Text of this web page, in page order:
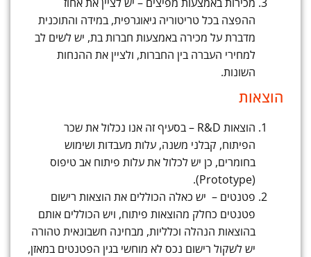
ההפצה בכל טריטוריה גיאוגרפית, במידה והתוכנית
מדברת על מכירה באמצעות חברות בת, יש לשים לב
למחירי העברה בין החברות, ולציין את ההנחות
השונות.
הוצאות
הוצאות R&D – בסעיף זה אנו נכלול את שכר
הפיתוח, קבלני משנה, עלות מעבדות ושימוש
בחומרים, כן יש לכלול את עלות פיתוח אב טיפוס
(Prototype).
פטנטים – יש כאלה הכוללים את הוצאות רישום
פטנטים כחלק מהוצאות פיתוח, ויש הכוללים אותם
בהוצאות הנהלה וכלליות, מבחינה חשבונאית טהורה
יש לשקול רישום נכס לא מוחשי בגין הפטנטים במאזן,